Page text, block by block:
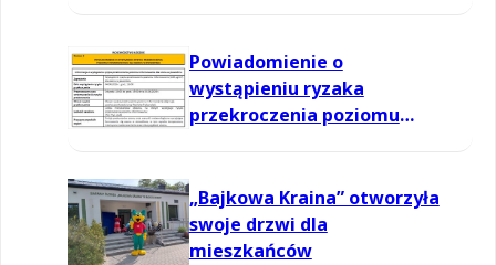
Powiadomienie o
wystąpieniu ryzaka
przekroczenia poziomu
„Bajkowa Kraina” otworzyła
swoje drzwi dla
mieszkańców